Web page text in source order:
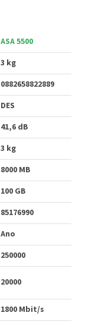
ASA 5500
3 kg
0882658822889
DES
41,6 dB
3 kg
8000 MB
100 GB
85176990
Ano
250000
20000
1800 Mbit/s